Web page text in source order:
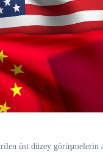
üst düzey görüşmelerin